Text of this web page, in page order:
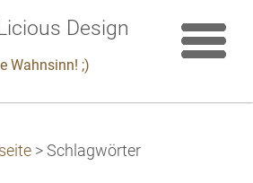
Wahnsinn! ;)
> Schlagwörter